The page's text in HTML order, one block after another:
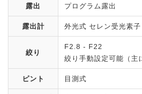
露出 プログラム露出
露出計 外光式 セレン受光素子
絞り
F2.8 - F22
絞り手動設定可能（主
ピント 目測式